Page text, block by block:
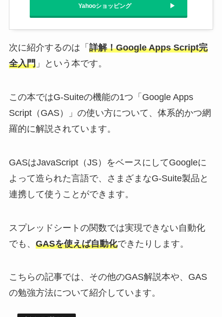
Yahooショッピング
次に紹介するのは「 詳解！Google Apps Script完
全入門」という本です。
この本ではG-Suiteの機能の1つ「Google Apps
Script（GAS）」の使い方について、体系的かつ網
羅的に解説されています。
GASはJavaScript（JS）をベースにしてGoogleに
よって造られた言語で、さまざまなG-Suite製品と
連携して使うことができます。
スプレッドシートの関数では実現できない自動化
でも、 GASを使えば自動化できたりします。
こちらの記事では、その他のGAS解説本や、GAS
の勉強方法について紹介しています。